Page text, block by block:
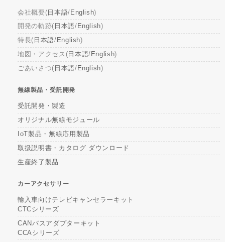
会社概要(日本語/English)
開発の軌跡( 日本語/ English)
特長( 日本語/ English)
地図・アクセス( 日本語/ English)
ごあいさつ( 日本語/ English)
無線製品・受託開発
受託開発・製造
オリジナル無線モジュール
IoT製品・無線応用製品
取扱説明書・カタログ ダウンロード
生産終了製品
カーアクセサリー
輸入車向けテレビキャンセラーキット
CTCシリーズ
CANバスアダプターキット
CCAシリーズ